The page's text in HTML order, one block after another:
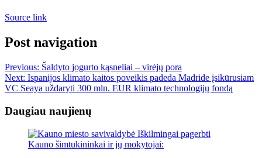
Source link
Post navigation
Previous: Šaldyto jogurto kąsneliai – virėjų pora
Next: Ispanijos klimato kaitos poveikis padeda Madride įsikūrusiam
VC Seaya uždaryti 300 mln. EUR klimato technologijų fondą
Daugiau naujienų